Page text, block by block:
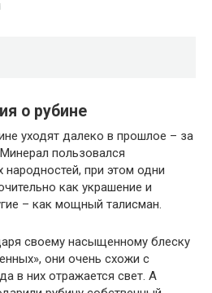
о рубине
уходят далеко в прошлое – за
пользовался
народностей, при этом одни
как украшение и
– как мощный талисман.
своему насыщенному блеску
они очень схожи с
в них отражается свет. А